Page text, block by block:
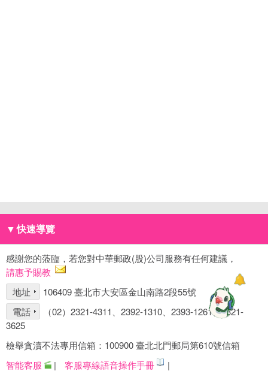
▼ 快速導覽
感謝您的蒞臨，若您對中華郵政(股)公司服務有任何建議，
請惠予賜教
地址
106409 臺北市大安區金山南路2段55號
電話
（02）2321-4311、2392-1310、2393-1261、2321-
3625
檢舉貪瀆不法專用信箱：100900 臺北北門郵局第610號信箱
智能客服
| 客服專線語音操作手冊 |